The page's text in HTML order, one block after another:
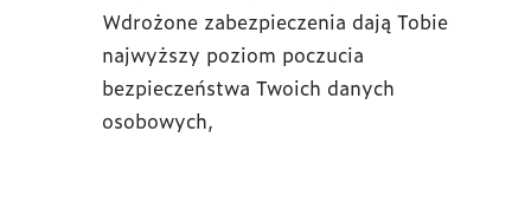
Wdrożone zabezpieczenia dają Tobie
najwyższy poziom poczucia
bezpieczeństwa Twoich danych
osobowych,